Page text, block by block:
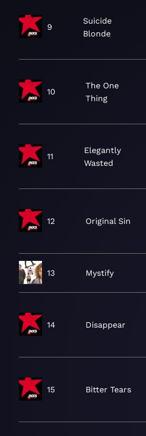
9
Suicide
Blonde
10
The One
Thing
11
Elegantly
Wasted
12 Original Sin
13 Mystify
14 Disappear
15 Bitter Tears